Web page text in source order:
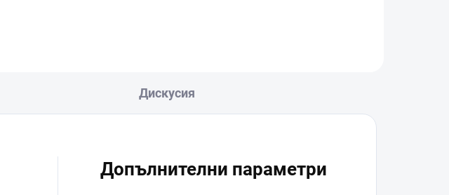
Дискусия
Допълнителни параметри